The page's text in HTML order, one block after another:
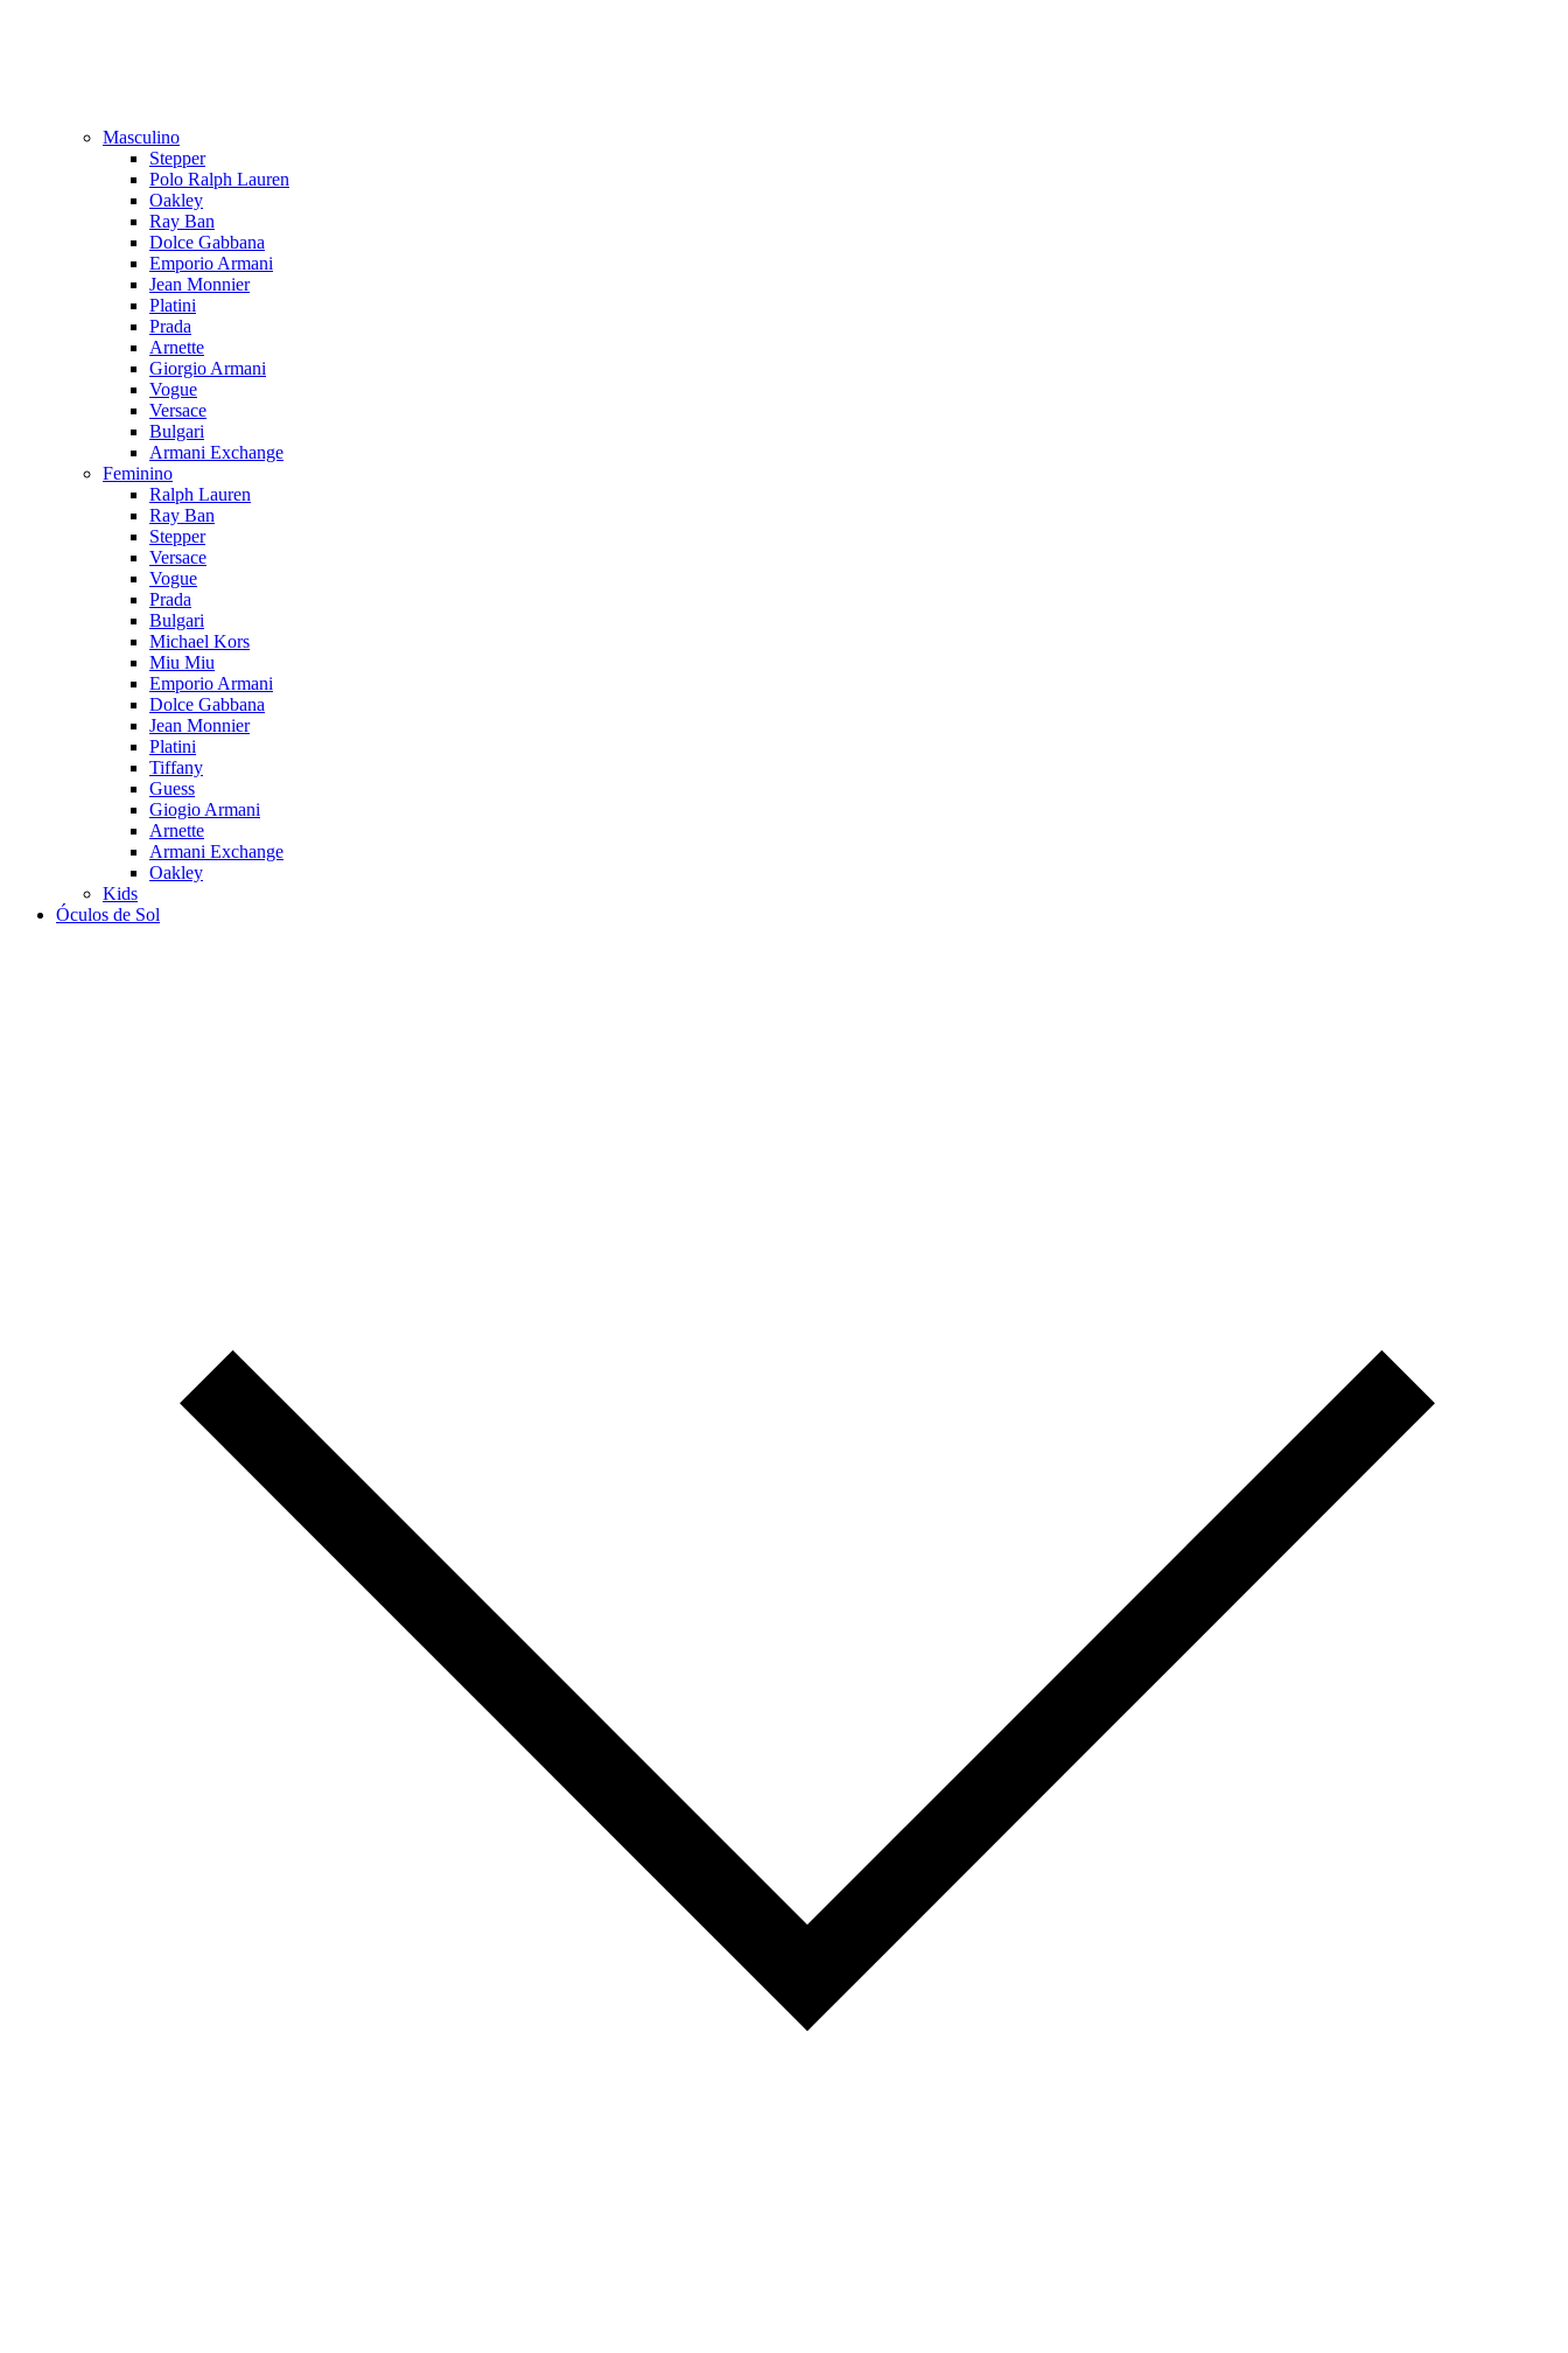
Masculino
Stepper
Polo Ralph Lauren
Oakley
Ray Ban
Dolce Gabbana
Emporio Armani
Jean Monnier
Platini
Prada
Arnette
Giorgio Armani
Vogue
Versace
Bulgari
Armani Exchange
Feminino
Ralph Lauren
Ray Ban
Stepper
Versace
Vogue
Prada
Bulgari
Michael Kors
Miu Miu
Emporio Armani
Dolce Gabbana
Jean Monnier
Platini
Tiffany
Guess
Giogio Armani
Arnette
Armani Exchange
Oakley
Kids
Óculos de Sol